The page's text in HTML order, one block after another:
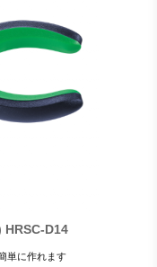
HRSC-D14
単に作れます